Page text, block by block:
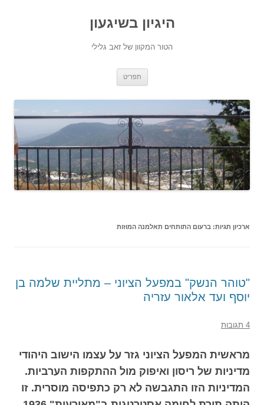
היגיון בשיגעון
הטור המקוון של זאב גלילי
תפריט
ארכיון תגיות: ברעום התותחים תאלמנה המוזות
"טוהר הנשק" במפעל הציוני – מתליית שלמה בן
יוסף ועד אלאור עזריה
4 תגובות
מראשית המפעל הציוני גזר על עצמו הישוב היהודי
מדיניות של ריסון ואיפוק מול ההתקפות הערביות.
המדיניות הזו התגבשה לא רק כתפיסה מוסרית. זו